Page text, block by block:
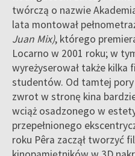
twórczą o nazwie
lata montował
Juan Mix), którego
Locarno w 2001 roku; w
wyreżyserował także kilka
studentów. Od tamtej pory
zwrot w stronę kina
wciąż osadzonego w
przepełnionego
roku Pêra zaczął tworzyć